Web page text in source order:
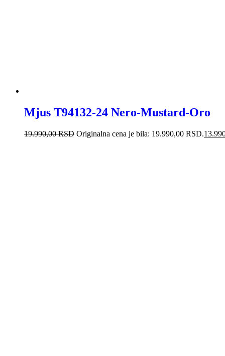
Mjus T94132-24 Nero-Mustard-Oro
19.990,00RSD Originalna cena je bila: 19.990,00 RSD.